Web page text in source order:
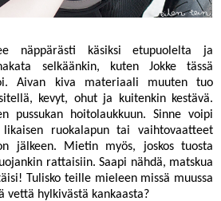
näppärästi käsiksi etupuolelta ja
selkäänkin, kuten Jokke tässä
Aivan kiva materiaali muuten tuo
kevyt, ohut ja kuitenkin kestävä.
pussukan hoitolaukkuun. Sinne voipi
ruokalapun tai vaihtovaatteet
jälkeen. Mietin myös, joskos tuosta
rattaisiin. Saapi nähdä, matskua
Tulisko teille mieleen missä muussa
vettä hylkivästä kankaasta?